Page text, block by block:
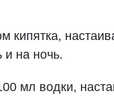
кипятка,
и на ночь.
мл водки,